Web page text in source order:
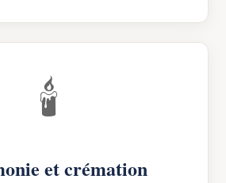
🕯️
et crémation